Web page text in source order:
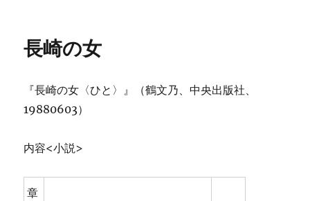
ー
長崎の女
『長崎の女〈ひと〉』（鶴文乃、中央出版社、
19880603）
内容<小説>
章